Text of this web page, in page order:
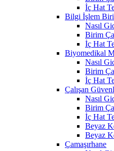
İç Hat
Bilgi İşlem
Nasıl
Birim
İç Hat
Biyomedikal
Nasıl
Birim
İç Hat
Çalışan
Nasıl
Birim
İç Hat
Beyaz
Beyaz
Çamaşırhane